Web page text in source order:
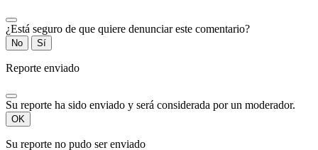
¿Está seguro de que quiere denunciar este comentario?
No Sí
Reporte enviado
Su reporte ha sido enviado y será considerada por un moderador.
OK
Su reporte no pudo ser enviado